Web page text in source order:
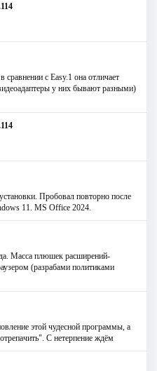
с Easy.1 она отличает
у них бывают разными)
Пробовал повторно после
11. MS Offiсe 2024.
Масса плюшек расширений-
(разрабами политиками
этой чудесной программы, а
С нетерпение ждём